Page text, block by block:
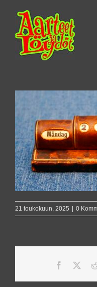
content
21 toukokuun, 2025 0
Facebook